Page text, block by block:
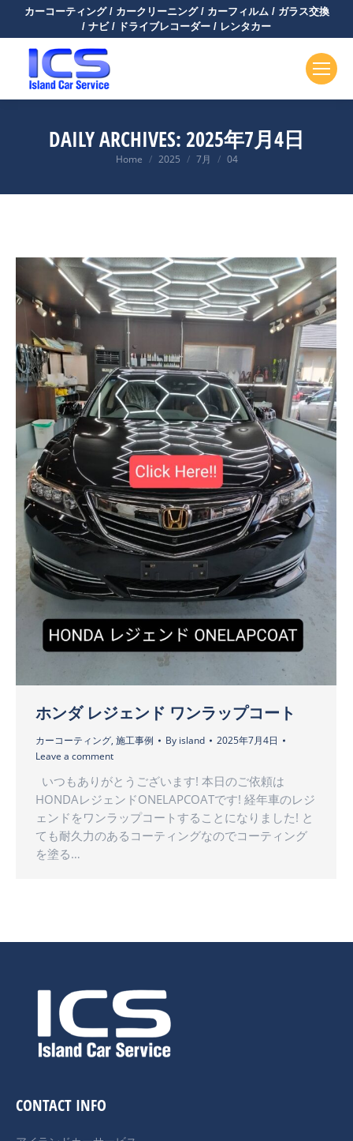
カーコーティング / カークリーニング / カーフィルム / ガラス交換
/ ナビ / ドライブレコーダー / レンタカー
DAILY ARCHIVES: 2025年7月4日
You are here:
Home 2025 7月 04
ホンダ レジェンド ワンラップコート
カーコーティング, 施工事例 By island
2025年7月4日
Leave a comment
いつもありがとうございます! 本日のご依頼は
HONDAレジェンドONELAPCOATです! 経年車のレジ
ェンドをワンラップコートすることになりました! と
ても耐久力のあるコーティングなのでコーティング
を塗る…
CONTACT INFO